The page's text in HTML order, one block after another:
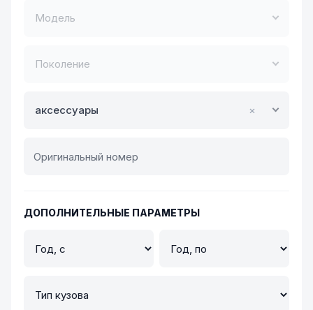
Модель
Поколение
×
аксессуары
ДОПОЛНИТЕЛЬНЫЕ ПАРАМЕТРЫ